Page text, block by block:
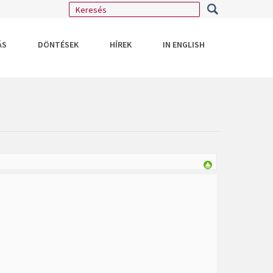
DÖNTÉSEK HÍREK IN ENGLISH